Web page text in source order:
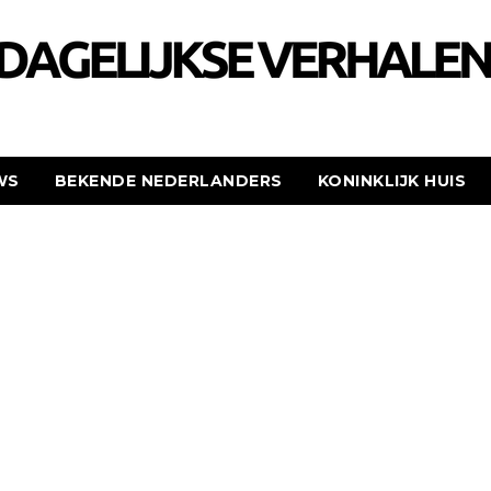
BEKENDE NEDERLANDERS KONINKLIJK HUIS